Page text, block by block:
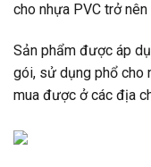
cho nhựa PVC trở nên
Sản phẩm được áp
gói, sử dụng phổ cho
mua được ở các địa